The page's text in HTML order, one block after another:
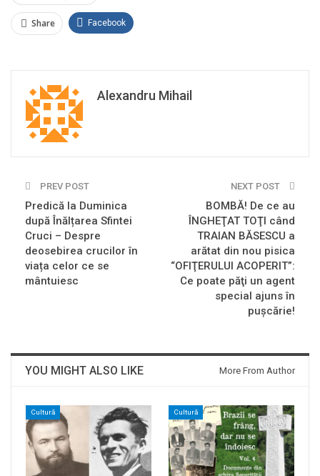
Share Facebook
Alexandru Mihail
PREV POST
Predică la Duminica
după Înălțarea Sfintei
Cruci – Despre
deosebirea crucilor în
viața celor ce se
mântuiesc
NEXT POST
BOMBĂ! De ce au
ÎNGHEŢAT TOŢI când
TRAIAN BĂSESCU a
arătat din nou pisica
“OFIŢERULUI ACOPERIT”:
Ce poate păţi un agent
special ajuns în
puşcărie!
YOU MIGHT ALSO LIKE More From Author
Cultură Cultură